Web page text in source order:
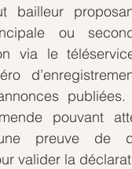
ou
via le
pouvant
preuve de
valider la